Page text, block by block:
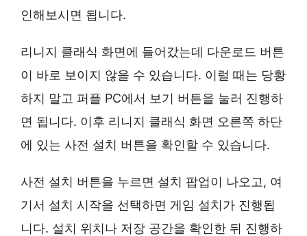
인해보시면 됩니다.
리니지 클래식 화면에 들어갔는데 다운로드 버튼
이 바로 보이지 않을 수 있습니다. 이럴 때는 당황
하지 말고 퍼플 PC에서 보기 버튼을 눌러 진행하
면 됩니다. 이후 리니지 클래식 화면 오른쪽 하단
에 있는 사전 설치 버튼을 확인할 수 있습니다.
사전 설치 버튼을 누르면 설치 팝업이 나오고, 여
기서 설치 시작을 선택하면 게임 설치가 진행됩
니다. 설치 위치나 저장 공간을 확인한 뒤 진행하